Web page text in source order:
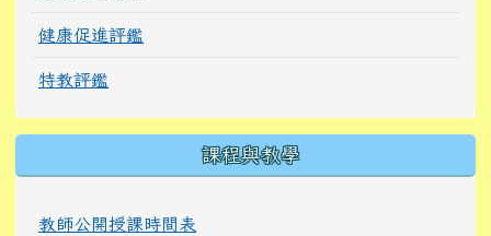
健康促進評鑑
特教評鑑
課程與教學
教師公開授課時間表